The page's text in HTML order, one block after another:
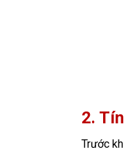
2.
Trước